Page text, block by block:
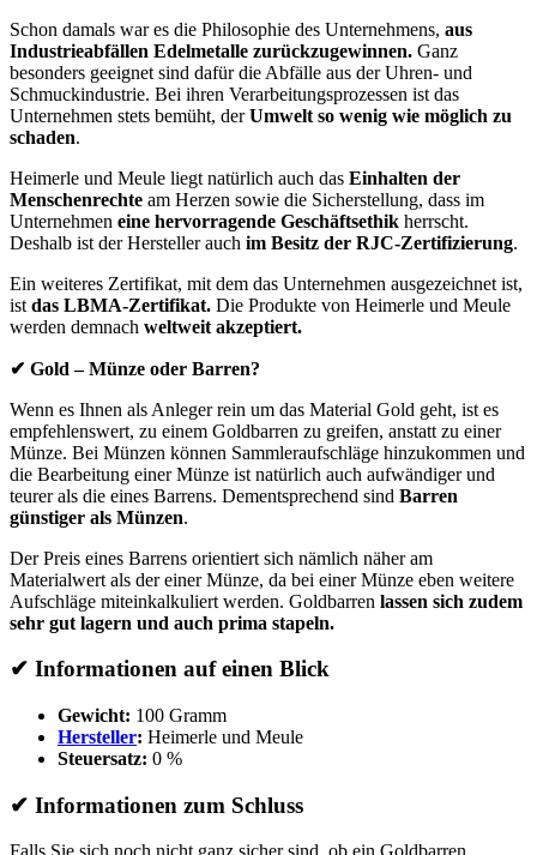
Schon damals war es die Philosophie des Unternehmens, aus
Industrieabfällen Edelmetalle zurückzugewinnen. Ganz
besonders geeignet sind dafür die Abfälle aus der Uhren- und
Schmuckindustrie. Bei ihren Verarbeitungsprozessen ist das
Unternehmen stets bemüht, derUmwelt so wenig wie möglich zu
schaden.
Heimerle und Meule liegt natürlich auch das Einhalten der
Menschenrechte am Herzen sowie die Sicherstellung, dass im
Unternehmen eine hervorragende Geschäftsethik herrscht.
Deshalb ist der Hersteller auch im Besitz der RJC-Zertifizierung.
Ein weiteres Zertifikat, mit dem das Unternehmen ausgezeichnet ist,
ist das LBMA-Zertifikat. Die Produkte von Heimerle und Meule
werden demnach weltweit akzeptiert.
✔ Gold – Münze oder Barren?
Wenn es Ihnen als Anleger rein um das Material Gold geht, ist es
empfehlenswert, zu einem Goldbarren zu greifen, anstatt zu einer
Münze. Bei Münzen können Sammleraufschläge hinzukommen und
die Bearbeitung einer Münze ist natürlich auch aufwändiger und
teurer als die eines Barrens. Dementsprechend sind Barren
günstiger als Münzen.
Der Preis eines Barrens orientiert sich nämlich näher am
Materialwert als der einer Münze, da bei einer Münze eben weitere
Aufschläge miteinkalkuliert werden. Goldbarren lassen sich zudem
sehr gut lagern und auch prima stapeln.
✔ Informationen auf einen Blick
Gewicht: 100 Gramm
Hersteller: Heimerle und Meule
Steuersatz: 0 %
✔ Informationen zum Schluss